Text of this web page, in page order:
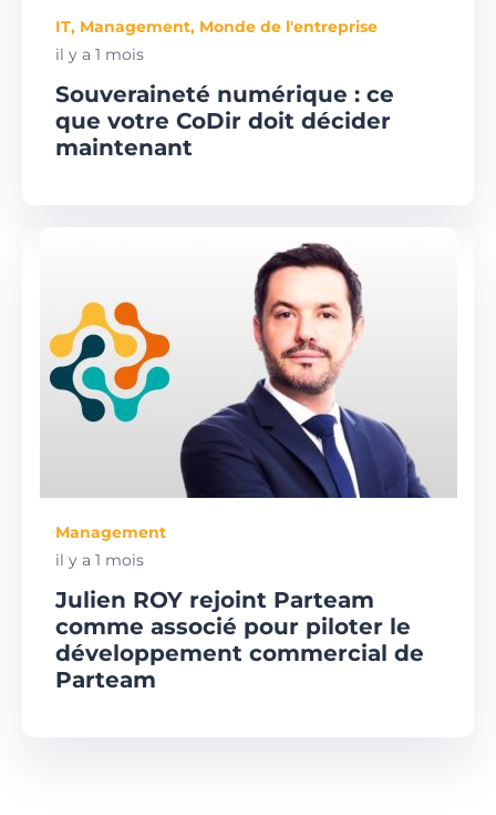
IT, Management, Monde de l'entreprise
il y a 1 mois
Souveraineté numérique : ce
que votre CoDir doit décider
maintenant
Management
il y a 1 mois
Julien ROY rejoint Parteam
comme associé pour piloter le
développement commercial de
Parteam